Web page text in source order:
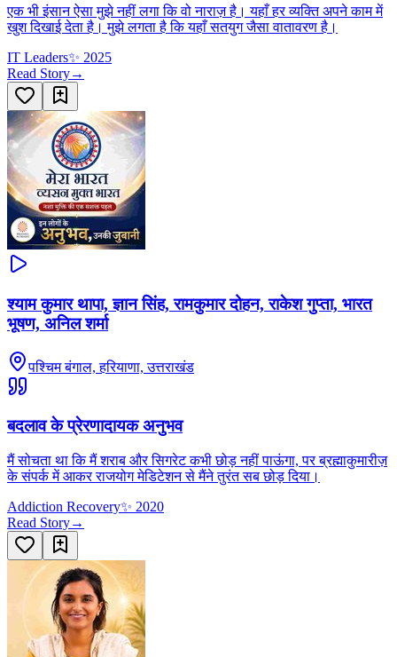
एक भी इंसान ऐसा मुझे नहीं लगा कि वो नाराज़ है। यहाँ हर व्यक्ति अपने काम में
खुश दिखाई देता है। मुझे लगता है कि यहाँ सतयुग जैसा वातावरण है।
IT Leaders✨ 2025
Read Story→
श्याम कुमार थापा, ज्ञान सिंह, रामकुमार दोहन, राकेश गुप्ता, भारत
भूषण, अनिल शर्मा
पश्चिम बंगाल, हरियाणा, उत्तराखंड
बदलाव के प्रेरणादायक अनुभव
मैं सोचता था कि मैं शराब और सिगरेट कभी छोड़ नहीं पाऊंगा, पर ब्रह्माकुमारीज़
के संपर्क में आकर राजयोग मेडिटेशन से मैंने तुरंत सब छोड़ दिया।
Addiction Recovery✨ 2020
Read Story→